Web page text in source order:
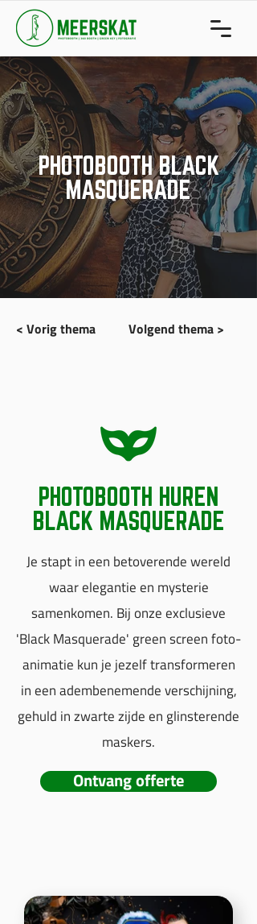
PHOTOBOOTH BLACK
MASQUERADE
< Vorig thema Volgend thema >
PHOTOBOOTH HUREN
BLACK MASQUERADE
Je stapt in een betoverende wereld
waar elegantie en mysterie
samenkomen. Bij onze exclusieve
'Black Masquerade' green screen foto-
animatie kun je jezelf transformeren
in een adembenemende verschijning,
gehuld in zwarte zijde en glinsterende
maskers.
Ontvang offerte